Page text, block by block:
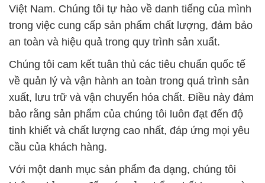
Việt Nam. Chúng tôi tự hào về danh tiếng của mình
trong việc cung cấp sản phẩm chất lượng, đảm bảo
an toàn và hiệu quả trong quy trình sản xuất.
Chúng tôi cam kết tuân thủ các tiêu chuẩn quốc tế
về quản lý và vận hành an toàn trong quá trình sản
xuất, lưu trữ và vận chuyển hóa chất. Điều này đảm
bảo rằng sản phẩm của chúng tôi luôn đạt đến độ
tinh khiết và chất lượng cao nhất, đáp ứng mọi yêu
cầu của khách hàng.
Với một danh mục sản phẩm đa dạng, chúng tôi